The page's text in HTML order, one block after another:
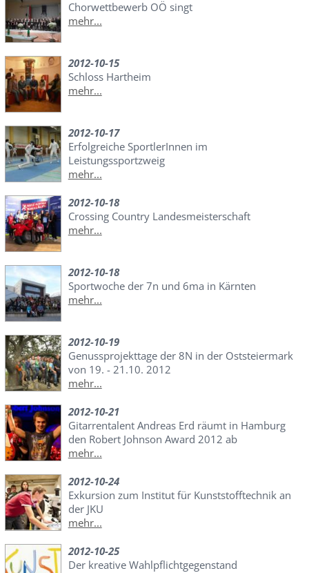
Chorwettbewerb OÖ singt
mehr...
2012-10-15
Schloss Hartheim
mehr...
2012-10-17
Erfolgreiche SportlerInnen im
Leistungssportzweig
mehr...
2012-10-18
Crossing Country Landesmeisterschaft
mehr...
2012-10-18
Sportwoche der 7n und 6ma in Kärnten
mehr...
2012-10-19
Genussprojekttage der 8N in der Oststeiermark
von 19. - 21.10. 2012
mehr...
2012-10-21
Gitarrentalent Andreas Erd räumt in Hamburg
den Robert Johnson Award 2012 ab
mehr...
2012-10-24
Exkursion zum Institut für Kunststofftechnik an
der JKU
mehr...
2012-10-25
Der kreative Wahlpflichtgegenstand